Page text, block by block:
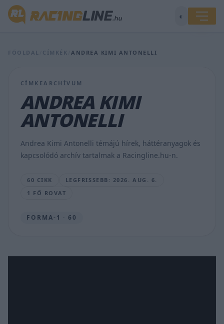
◐
FŐOLDAL CÍMKÉK /ANDREA KIMI ANTONELLI
CÍMKEARCHÍVUM
ANDREA KIMI
ANTONELLI
Andrea Kimi Antonelli témájú hírek, háttéranyagok és
kapcsolódó archív tartalmak a Racingline.hu-n.
60 CIKK
LEGFRISSEBB: 2026. AUG. 6.
1 FŐ ROVAT
FORMA-1 · 60
mindent
akar
egyszerre,
Verstappen
hűtötte
a
kedélyeit
2026.